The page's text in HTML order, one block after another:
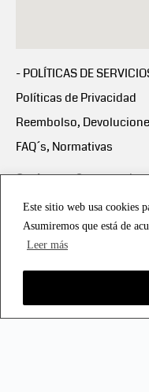
Este sitio web usa cookies
Asumiremos que está de
Leer más
- POLÍTICAS DE
Políticas de Privacidad
Reembolso,
FAQ´s, Normativas
Scalapay:Compra
Scalapay Política
Copyright © 2021 all